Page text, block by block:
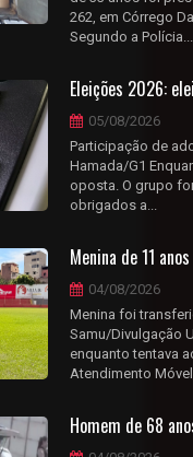
262, em Córrego
Segundo a Polícia...
Eleições 2026:
05/08/2026
Participação de
Hamada/G1
oposta. O grupo
obrigados a...
Menina de 11
04/08/2026
Menina foi
Samu/Divulgação
enquanto tentava
Atendimento Móvel
Homem de 68